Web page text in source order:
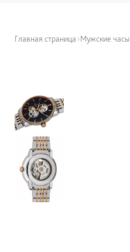
Главная страница Мужские часы